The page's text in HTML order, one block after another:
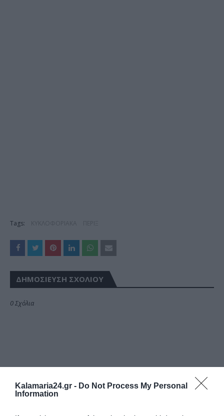
Kalamaria24.gr - Do Not Process My Personal
Information
Tags:
ΔΗΜΟΣΊΕΥΣΗ ΣΧΟΛΊΟΥ
0 Σχόλια